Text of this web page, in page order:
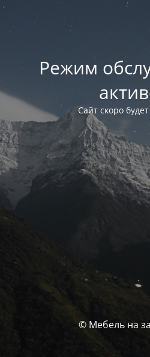
Режим
Сайт скоро
© Мебель на